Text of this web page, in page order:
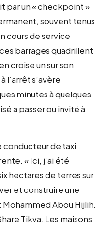
par un « checkpoint »
souvent tenus
cours de service
barrages quadrillent
croise un sur son
l’arrêt s’avère
minutes à quelques
à passer ou invité à
conducteur de taxi
« Ici, j’ai été
hectares de terres sur
et construire une
Abou Hijlih,
Tikva. Les maisons